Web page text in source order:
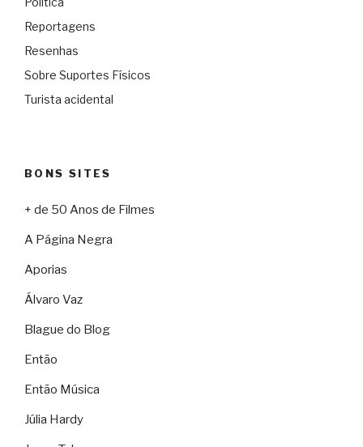
Reportagens
Resenhas
Sobre Suportes Físicos
Turista acidental
BONS SITES
+ de 50 Anos de Filmes
A Página Negra
Aporias
Álvaro Vaz
Blague do Blog
Então
Então Música
Júlia Hardy